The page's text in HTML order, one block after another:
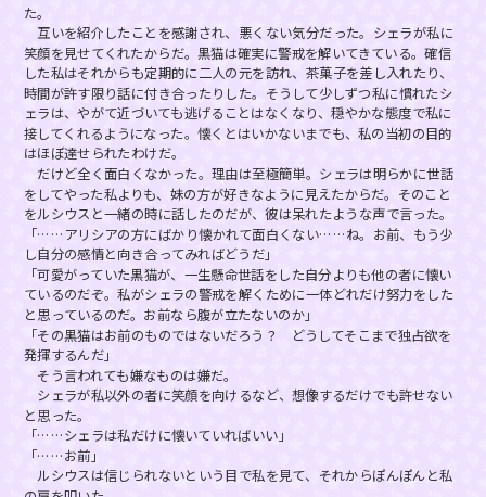
た。
互いを紹介したことを感謝され、悪くない気分だった。シェラが私に
笑顔を見せてくれたからだ。黒猫は確実に警戒を解いてきている。確信
した私はそれからも定期的に二人の元を訪れ、茶菓子を差し入れたり、
時間が許す限り話に付き合ったりした。そうして少しずつ私に慣れたシ
ェラは、やがて近づいても逃げることはなくなり、穏やかな態度で私に
接してくれるようになった。懐くとはいかないまでも、私の当初の目的
はほぼ達せられたわけだ。
だけど全く面白くなかった。理由は至極簡単。シェラは明らかに世話
をしてやった私よりも、妹の方が好きなように見えたからだ。そのこと
をルシウスと一緒の時に話したのだが、彼は呆れたような声で言った。
「……アリシアの方にばかり懐かれて面白くない……ね。お前、もう少
し自分の感情と向き合ってみればどうだ」
「可愛がっていた黒猫が、一生懸命世話をした自分よりも他の者に懐い
ているのだぞ。私がシェラの警戒を解くために一体どれだけ努力をした
と思っているのだ。お前なら腹が立たないのか」
「その黒猫はお前のものではないだろう？ どうしてそこまで独占欲を
発揮するんだ」
そう言われても嫌なものは嫌だ。
シェラが私以外の者に笑顔を向けるなど、想像するだけでも許せない
と思った。
「……シェラは私だけに懐いていればいい」
「……お前」
ルシウスは信じられないという目で私を見て、それからぽんぽんと私